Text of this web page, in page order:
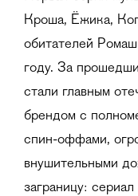
Кроша, Ёжика,
обитателей
году. За
стали главным
брендом с
спин-оффами,
внушительными
заграницу: